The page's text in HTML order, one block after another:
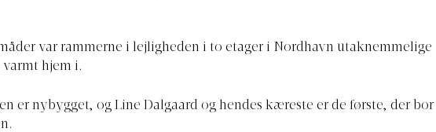
var rammerne i lejligheden i to etager i Nordhavn utaknemmelige
varmt hjem i.
er nybygget, og Line Dalgaard og hendes kæreste er de første, der bor